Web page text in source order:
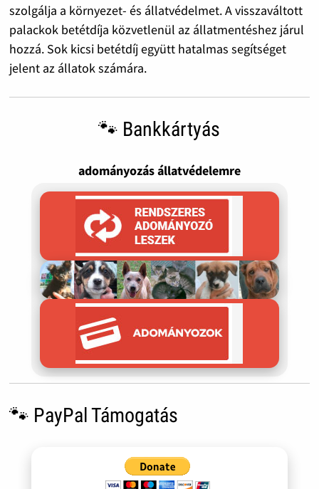
szolgálja a környezet- és állatvédelmet. A visszaváltott
palackok betétdíja közvetlenül az állatmentéshez járul
hozzá. Sok kicsi betétdíj együtt hatalmas segítséget
jelent az állatok számára.
🐾 Bankkártyás
adományozás állatvédelemre
🐾 PayPal Támogatás